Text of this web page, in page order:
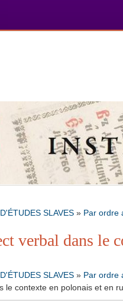
SLAVES » Par ordre
verbal dans le
SLAVES » Par ordre
le contexte en polonais et en